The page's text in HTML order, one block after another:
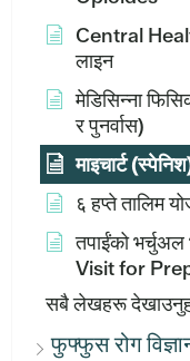
Central
लाइन
मेडिसिन्ना
र पुनर्वास)
माइचार्ट
६ हप्ते तालिम
तपाईंको
Visit for
सबै लेखहरू
फुफ्फुस रोग